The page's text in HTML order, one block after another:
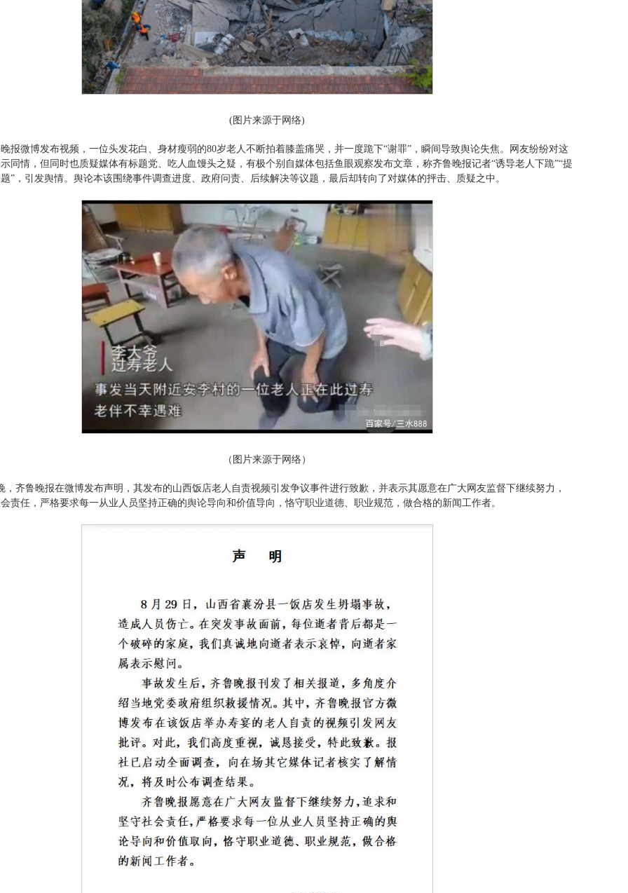
(图片来源于网络)
报微博发布视频，一位头发花白、身材瘦弱的80岁老人不断拍着膝盖痛哭，并一度跪下“谢罪”，瞬间导致舆论失焦。网友纷纷对这
同情，但同时也质疑媒体有标题党、吃人血馒头之疑，有极个别自媒体包括鱼眼观察发布文章，称齐鲁晚报记者“诱导老人下跪”“提
”，引发舆情。舆论本该围绕事件调查进度、政府问责、后续解决等议题，最后却转向了对媒体的抨击、质疑之中。
（图片来源于网络）
，齐鲁晚报在微博发布声明，其发布的山西饭店老人自责视频引发争议事件进行致歉，并表示其愿意在广大网友监督下继续努力，
责任，严格要求每一从业人员坚持正确的舆论导向和价值导向，恪守职业道德、职业规范，做合格的新闻工作者。